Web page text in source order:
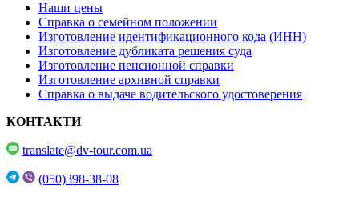
Наши цены
Справка о семейном положении
Изготовление идентификационного кода (ИНН)
Изготовление дубликата решения суда
Изготовление пенсионной справки
Изготовление архивной справки
Справка о выдаче водительского удостоверения
КОНТАКТИ
translate@dv-tour.com.ua
(050)398-38-08